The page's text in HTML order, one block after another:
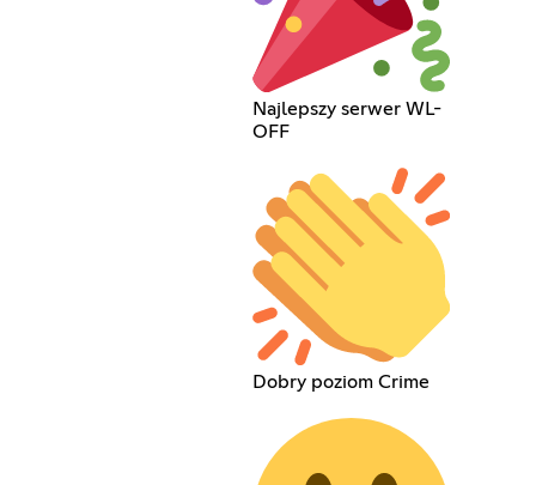
Najlepszy serwer WL-
OFF
Dobry poziom Crime